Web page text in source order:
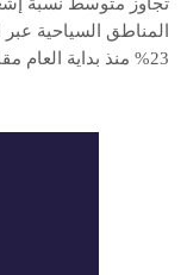
المناطق السياحية
23% منذ بداية العام مقارنةً بالعام السابق